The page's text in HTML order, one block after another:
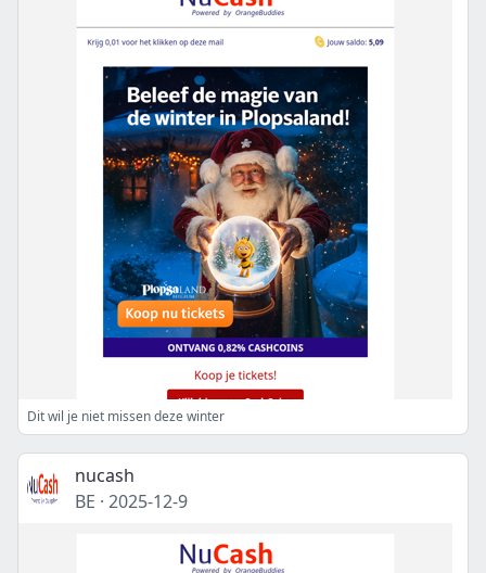
Dit wil je niet missen deze winter
nucash
BE · 2025-12-9